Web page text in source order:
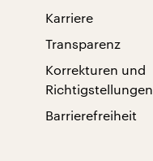
Karriere
Transparenz
Korrekturen und
Richtigstellungen
Barrierefreiheit